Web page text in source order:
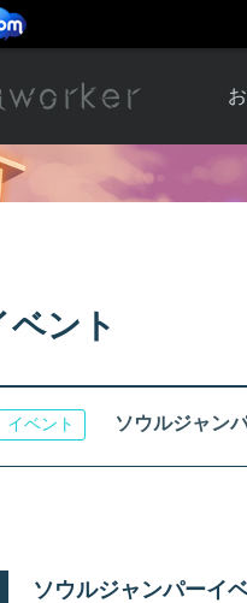
お
ベント
イベント ソウルジャン
ソウルジャンパーイ